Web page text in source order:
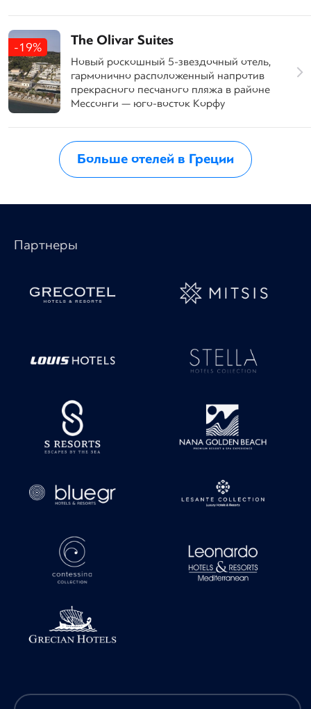
-19% The Olivar Suites
Новый роскошный 5-звездочный отель,
гармонично расположенный напротив
прекрасного песчаного пляжа в районе
Мессонги — юго-восток Корфу
Больше отелей в Греции
Партнеры